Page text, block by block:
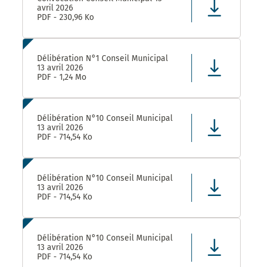
avril 2026
PDF - 230,96 Ko
Délibération N°1 Conseil Municipal
13 avril 2026
PDF - 1,24 Mo
Délibération N°10 Conseil Municipal
13 avril 2026
PDF - 714,54 Ko
Délibération N°10 Conseil Municipal
13 avril 2026
PDF - 714,54 Ko
Délibération N°10 Conseil Municipal
13 avril 2026
PDF - 714,54 Ko